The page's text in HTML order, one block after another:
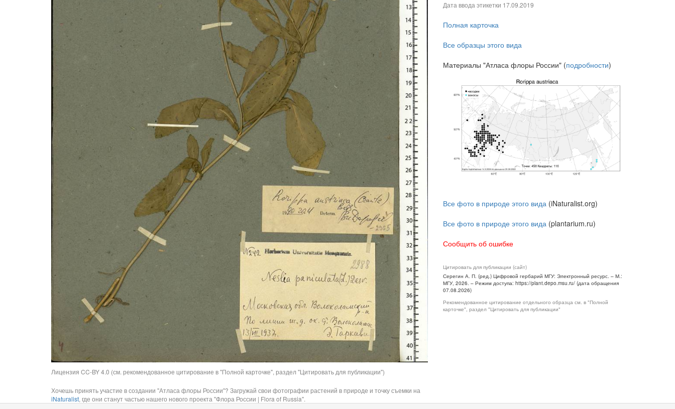
Лицензия CC-BY 4.0 (см. рекомендованное цитирование в "Полной карточке", раздел "Цитировать для публикации")
Хочешь принять участие в создании "Атласа флоры России"? Загружай свои фотографии растений в природе и точку съемки на
iNaturalist, где они станут частью нашего нового проекта "Флора России | Flora of Russia".
Дата ввода этикетки 17.09.2019
Полная карточка
Все образцы этого вида
Материалы "Атласа флоры России" (подробности)
Все фото в природе этого вида (iNaturalist.org)
Все фото в природе этого вида (plantarium.ru)
Сообщить об ошибке
Цитировать для публикации (сайт)
Серегин А. П. (ред.) Цифровой гербарий МГУ: Электронный ресурс. – М.:
МГУ, 2026. – Режим доступа: https://plant.depo.msu.ru/ (дата обращения
07.08.2026)
Рекомендованное цитирование отдельного образца см. в "Полной
карточке", раздел "Цитировать для публикации"